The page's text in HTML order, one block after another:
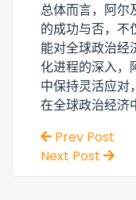
总体而言，阿尔
的成功与否，不
能对全球政治经
化进程的深入，
中保持灵活应对
在全球政治经济
Prev Post
Next Post